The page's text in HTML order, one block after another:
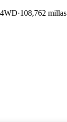
108,762 millas